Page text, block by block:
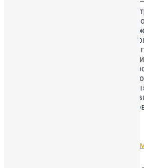
для нашего школьного
самоуправления! Под
Бовиной А.С. ребята посетили
церемонию награждения
конкурса «Память о героях
время».Мероприятие прошло в
«Центральный музей
России» Центр гражданско-
воспитания «Знаменосцы
события ждали мастер-классы и
творческих работ от